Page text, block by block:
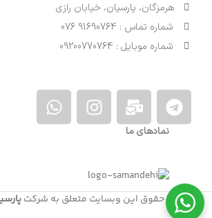
هرمزگان، پارسیان، خیابان رازی
شماره تماس : 91690764 076
شماره موبایل : 09200770764
نمادهای ما
کلیه حقوق این وبسایت متعلق به شرکت